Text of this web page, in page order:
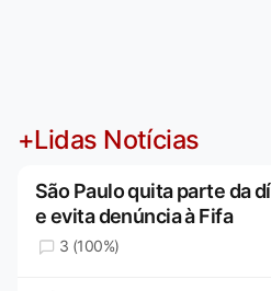
+Lidas Notícias
São Paulo quita parte da
e evita denúncia à Fifa
3 (100%)